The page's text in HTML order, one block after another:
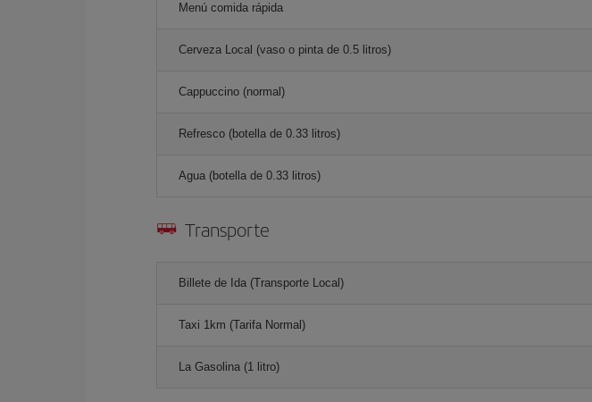
Menú comida rápida
Cerveza Local (vaso o pinta de 0.5 litros)
Cappuccino (normal)
Refresco (botella de 0.33 litros)
Agua (botella de 0.33 litros)
Transporte
Billete de Ida (Transporte Local)
Taxi 1km (Tarifa Normal)
La Gasolina (1 litro)